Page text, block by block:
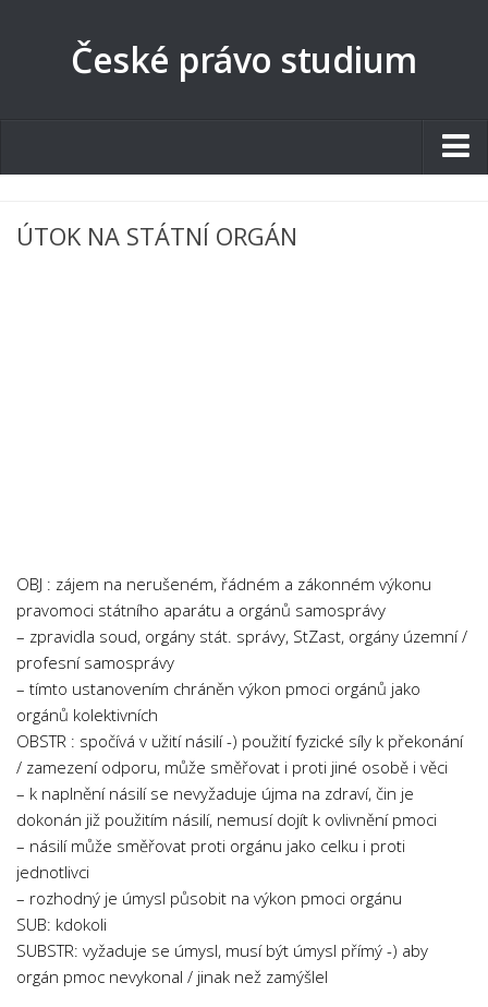
České právo studium
Tematické okruhy
Ekologie
Ekonomie
Fyzika
Informatika
Jazyky
Management
Marketing
Němčina
Pedagogika
Právo
ÚTOK NA STÁTNÍ ORGÁN
OBJ : zájem na nerušeném, řádném a zákonném výkonu
pravomoci státního aparátu a orgánů samosprávy
– zpravidla soud, orgány stát. správy, StZast, orgány územní /
profesní samosprávy
– tímto ustanovením chráněn výkon pmoci orgánů jako
orgánů kolektivních
OBSTR : spočívá v užití násilí -) použití fyzické síly k překonání
/ zamezení odporu, může směřovat i proti jiné osobě i věci
– k naplnění násilí se nevyžaduje újma na zdraví, čin je
dokonán již použitím násilí, nemusí dojít k ovlivnění pmoci
– násilí může směřovat proti orgánu jako celku i proti
jednotlivci
– rozhodný je úmysl působit na výkon pmoci orgánu
SUB: kdokoli
SUBSTR: vyžaduje se úmysl, musí být úmysl přímý -) aby
orgán pmoc nevykonal / jinak než zamýšlel